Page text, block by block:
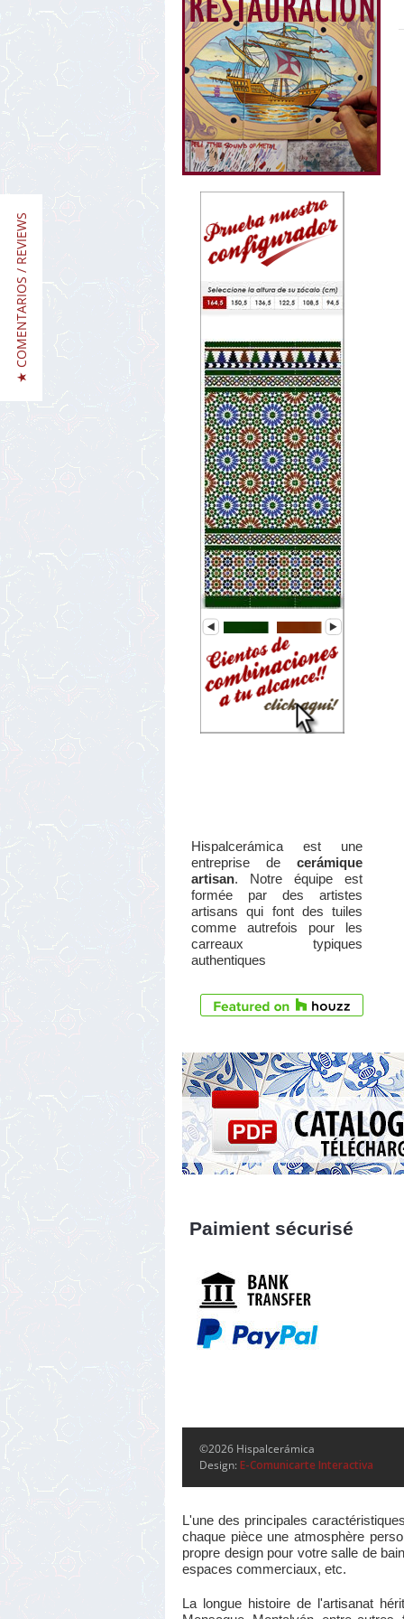
Hispalcerámica est une
entreprise de cerámique
artisan. Notre équipe est
formée par des artistes
artisans qui font des tuiles
comme autrefois pour les
carreaux typiques
authentiques
Paimient sécurisé
©2026 Hispalcerámica
Design: E-Comunicarte Interactiva
L'une des principales
chaque pièce une atmosphère
propre design pour votre salle de
espaces commerciaux, etc.
La longue histoire de l'artisanat
★ COMENTARIOS / REVIEWS